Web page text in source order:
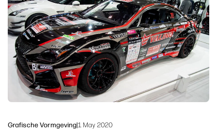
linkedInfacebook
twitteryoutube
Workflowoplossingen
Duurzaamheid
Grafische Vormgeving|1 May 2020